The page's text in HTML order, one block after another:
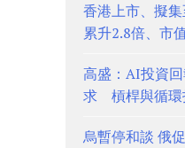
香港上市、擬
累升2.8倍、市
高盛：AI投資
求 槓桿與循環
烏暫停和談 俄